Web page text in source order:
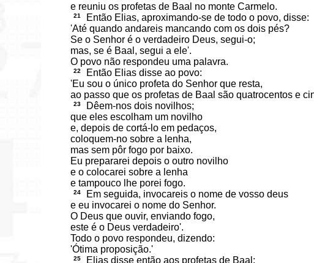
e reuniu os profetas de Baal no monte Carmelo.
21
Então Elias, aproximando-se de todo o povo, disse:
'Até quando andareis mancando com os dois pés?
Se o Senhor é o verdadeiro Deus, segui-o;
mas, se é Baal, segui a ele'.
O povo não respondeu uma palavra.
22
Então Elias disse ao povo:
'Eu sou o único profeta do Senhor que resta,
ao passo que os profetas de Baal são quatrocentos e
23
Dêem-nos dois novilhos;
que eles escolham um novilho
e, depois de cortá-lo em pedaços,
coloquem-no sobre a lenha,
mas sem pôr fogo por baixo.
Eu prepararei depois o outro novilho
e o colocarei sobre a lenha
e tampouco lhe porei fogo.
24
Em seguida, invocareis o nome de vosso deus
e eu invocarei o nome do Senhor.
O Deus que ouvir, enviando fogo,
este é o Deus verdadeiro'.
Todo o povo respondeu, dizendo:
'Ótima proposição.'
25
Elias disse então aos profetas de Baal: